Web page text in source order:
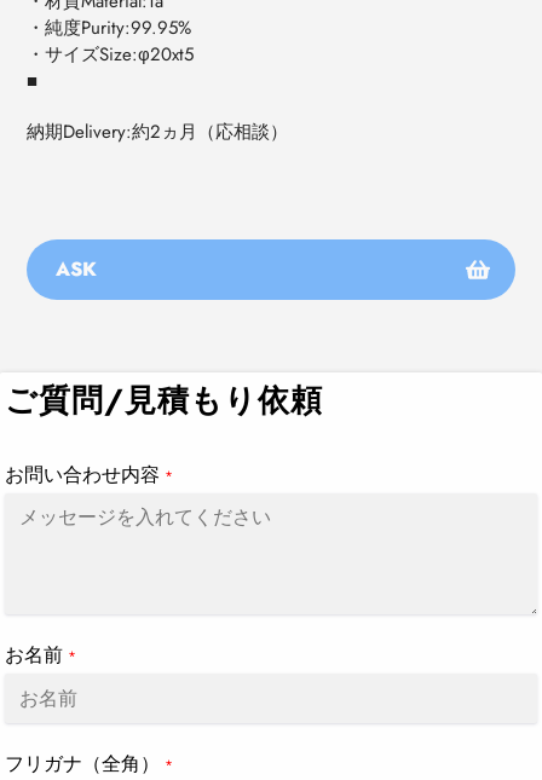
・純度Purity:99.95%
・サイズSize:φ20xt5
■
納期Delivery:約2ヵ月（応相談）
ASK
ト
に
を
追
ご質問/見積もり依頼
お問い合わせ内容 *
お名前 *
フリガナ（全角） *